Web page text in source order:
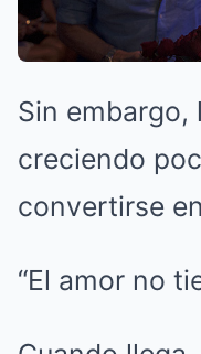
Sin embargo,
creciendo
convertirse
“El amor no